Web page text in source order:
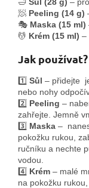
🧖 Peeling (14 g)
🎭 Maska (15 ml)
💆 Krém (15 ml) –
Jak používat?
1️⃣ Sůl – přidejte
nebo nohy
2️⃣ Peeling –
zahřejte. Jemně
3️⃣ Maska –
pokožku rukou,
ručníku a nechte
vodou.
4️⃣ Krém – malé
na pokožku